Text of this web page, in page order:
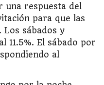
una respuesta del
para que las
Los sábados y
11.5%. El sábado por
al